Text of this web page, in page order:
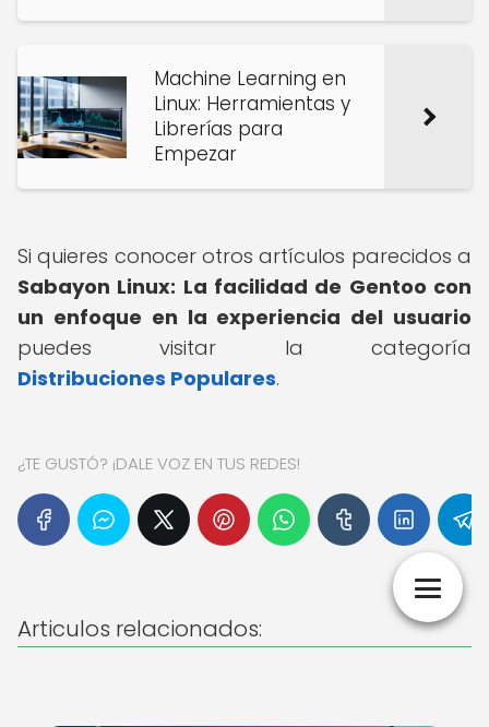
Machine Learning en
Linux: Herramientas y
Librerías para
Empezar
Si quieres conocer otros artículos parecidos a
Sabayon Linux: La facilidad de Gentoo con
un enfoque en la experiencia del usuario
puedes visitar la categoría
Distribuciones Populares.
¿TE GUSTÓ? ¡DALE VOZ EN TUS REDES!
Articulos relacionados: